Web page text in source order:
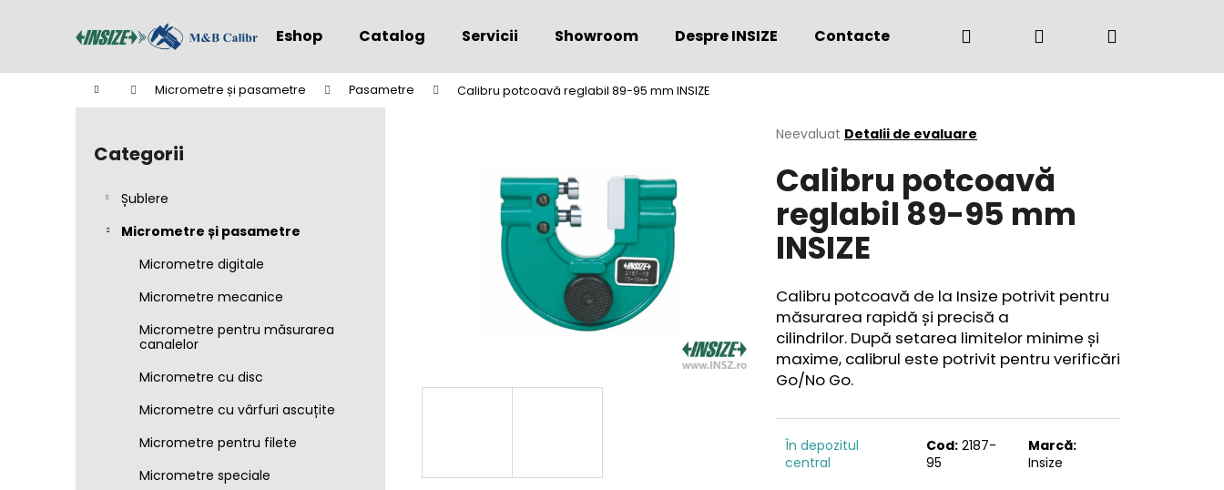
Eshop Catalog Servicii Showroom Despre INSIZE Contacte (+4) 0775 291 134
Căutare Autentificare
Acasă Micrometre și pasametre Pasametre Calibru potcoavă reglabil 89-95 mm INSIZE
B
Sari
Categorii
Șublere
Micrometre și pasametre
Micrometre digitale
Micrometre mecanice
Micrometre pentru măsurarea
canalelor
Micrometre cu disc
Micrometre cu vârfuri ascuțite
Micrometre pentru filete
Micrometre speciale
Evaluarea
a
produsului
0,0
din
5
Neevaluat Detalii de evaluare
Calibru potcoavă
reglabil 89-95 mm
INSIZE
Calibru potcoavă de la Insize potrivit pentru
măsurarea rapidă și precisă a
cilindrilor. După setarea limitelor minime și
maxime, calibrul este potrivit pentru verificări
Go/No Go.
În depozitul
central
Cod: 2187-
95
Marcă:
Insize
Înapoi
la
Înapoi
la
Ce căutaţi?
Vă recomandăm